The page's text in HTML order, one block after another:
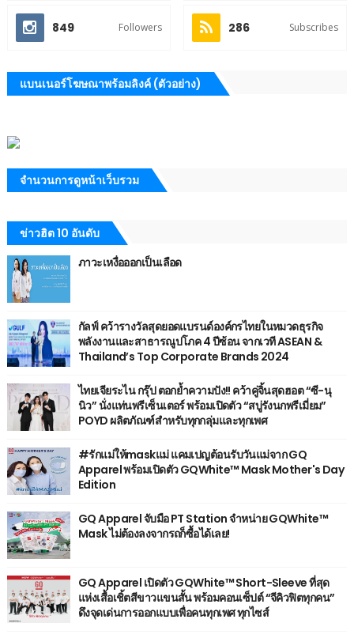
849 Followers 286 Subscribes
แบนเนอร์โฆษณาพร้อมลิงค์ (ตัวอย่าง)
จำนวนการดูหน้าเว็บรวม
ข่าวฮิต 10 อันดับ
ภาวะเหงื่อออกเป็นเลือด
กัลฟ์ คว้ารางวัลสุดยอดแบรนด์องค์กรไทยในหมวดธุรกิจ
พลังงานและสาธารณูปโภค 4 ปีซ้อน จากเวที ASEAN &
Thailand’s Top Corporate Brands 2024
ไทยเจียระไน กรุ๊ป ตอกย้ำความปัง!! คว้าคู่จิ้นสุดฮอต “ซี-นุ
นิว” นั่งแท่นพรีเซ็นเตอร์ พร้อมเปิดตัว “สบู่รังนกพรีเมี่ยม”
POYD ผลิตภัณฑ์สำหรับทุกกลุ่มและทุกเพศ
#รักแม่ให้maskแม่ แคมเปญต้อนรับวันแม่จาก GQ
Apparel พร้อมเปิดตัว GQWhite™ Mask Mother's Day
Edition
GQ Apparel จับมือ PT Station จำหน่าย GQWhite™
Mask ไม่ต้องลงจากรถก็ซื้อได้เลย!
GQ Apparel เปิดตัว GQWhite™ Short-Sleeve ที่สุด
แห่งเสื้อเชิ้ตสีขาวแขนสั้น พร้อมคอนเซ็ปต์ “จีคิวฟิตทุกคน”
ดึงจุดเด่นการออกแบบเพื่อคนทุกเพศ ทุกไซส์